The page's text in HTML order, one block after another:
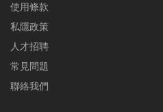
使用條款
私隱政策
人才招聘
常見問題
聯絡我們